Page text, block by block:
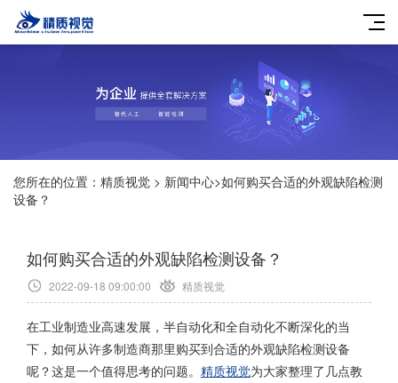
您所在的位置： 精质视觉 > 新闻中心>如何购买合适的外观缺陷检测
设备？
如何购买合适的外观缺陷检测设备？
2022-09-18 09:00:00 精质视觉
在工业制造业高速发展，半自动化和全自动化不断深化的当
下，如何从许多制造商那里购买到合适的外观缺陷检测设备
呢？这是一个值得思考的问题。 精质视觉为大家整理了几点教